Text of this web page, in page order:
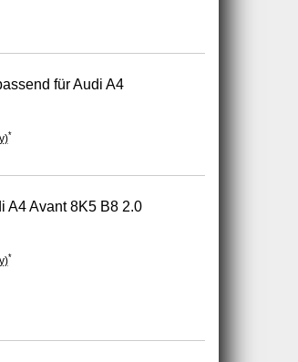
für Audi A4
*
A4 Avant 8K5 B8 2.0
*